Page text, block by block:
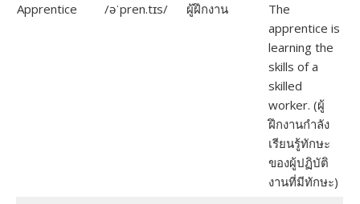
Apprentice
/əˈpren.tɪs/ ผู้ฝึกงาน
The
apprentice is
learning the
skills of a
skilled
worker. (ผู้
ฝึกงานกำลัง
เรียนรู้ทักษะ
ของผู้ปฏิบัติ
งานที่มีทักษะ)